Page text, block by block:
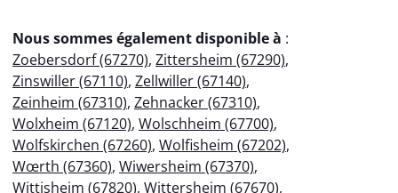
Nous sommes également disponible à :
Zoebersdorf (67270), Zittersheim (67290),
Zinswiller (67110), Zellwiller (67140),
Zeinheim (67310), Zehnacker (67310),
Wolxheim (67120), Wolschheim (67700),
Wolfskirchen (67260), Wolfisheim (67202),
Wœrth (67360), Wiwersheim (67370),
Wittisheim (67820), Wittersheim (67670),